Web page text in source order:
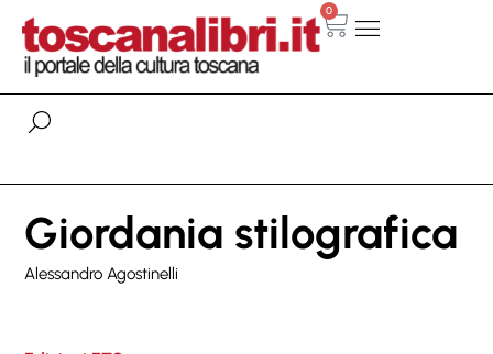
0
Giordania stilografica
Alessandro Agostinelli